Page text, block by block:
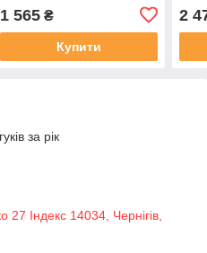
1 565₴
Купити
2
за рік
27 Індекс 14034, Чернігів,